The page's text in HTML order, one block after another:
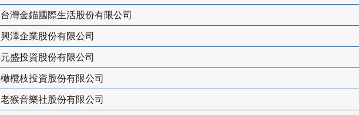
台灣金錨國際生活股份有限公司
興澤企業股份有限公司
元盛投資股份有限公司
橄欖枝投資股份有限公司
老猴音樂社股份有限公司